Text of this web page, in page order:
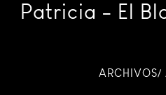
Patricia - El
ARCHIVOS/